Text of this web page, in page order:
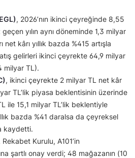
, 2026’nın ikinci çeyreğinde 8,55
yılın aynı döneminde 1,3 milyar
net kârı yıllık bazda %415 artışla
gelirleri ikinci çeyrekte 64,9 milyar
milyar TL).
, ikinci çeyrekte 2 milyar TL net kâr
TL’lik piyasa beklentisinin üzerinde
ile 15,1 milyar TL’lik beklentiyle
bazda %41 daralsa da çeyreksel
kaydetti.
Rekabet Kurulu, A101’in
şartlı onay verdi; 48 mağazanın (10